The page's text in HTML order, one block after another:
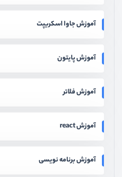
آموزش جاوا اسکریپت
آموزش پایتون
آموزش فلاتر
آموزش react
آموزش برنامه نویسی